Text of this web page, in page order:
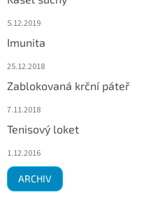
5.12.2019
Imunita
25.12.2018
Zablokovaná krční páteř
7.11.2018
Tenisový loket
1.12.2016
ARCHIV